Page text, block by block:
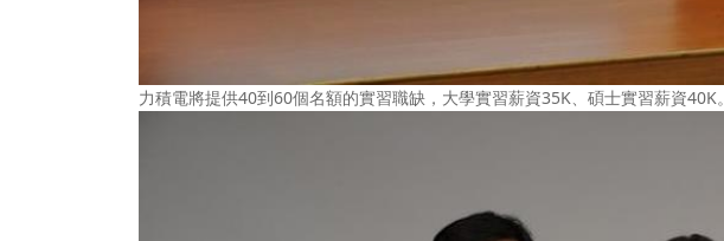
力積電將提供40到60個名額的實習職缺，大學實習薪資35K、碩士實習薪資40K。